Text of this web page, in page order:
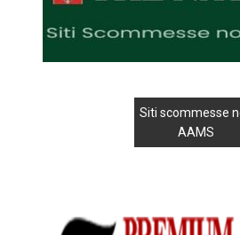
Siti scommesse
AAMS